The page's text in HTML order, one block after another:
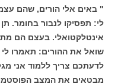
" באים אלי הורים, שהם
לי: תפסיקו לנבור בחומר. תן
אינטלקטואלי. בעצם הם
שואל את ההורים: תאמרו
לדעתכם צריך ללמוד אני
מבטאים את המצב